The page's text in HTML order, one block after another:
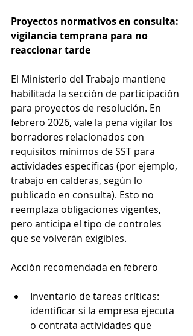
Proyectos normativos en consulta:
vigilancia temprana para no
reaccionar tarde
El Ministerio del Trabajo mantiene
habilitada la sección de participación
para proyectos de resolución. En
febrero 2026, vale la pena vigilar los
borradores relacionados con
requisitos mínimos de SST para
actividades específicas (por ejemplo,
trabajo en calderas, según lo
publicado en consulta). Esto no
reemplaza obligaciones vigentes,
pero anticipa el tipo de controles
que se volverán exigibles.
Acción recomendada en febrero
Inventario de tareas críticas:
identificar si la empresa ejecuta
o contrata actividades que